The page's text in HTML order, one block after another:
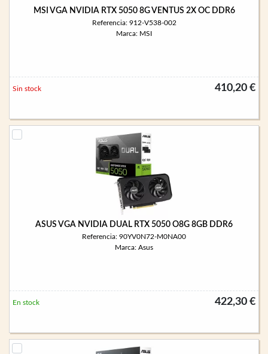
MSI VGA NVIDIA RTX 5050 8G VENTUS 2X OC DDR6
Referencia: 912-V538-002
Marca: MSI
410,20 €
Sin stock
ASUS VGA NVIDIA DUAL RTX 5050 O8G 8GB DDR6
Referencia: 90YV0N72-M0NA00
Marca: Asus
422,30 €
En stock